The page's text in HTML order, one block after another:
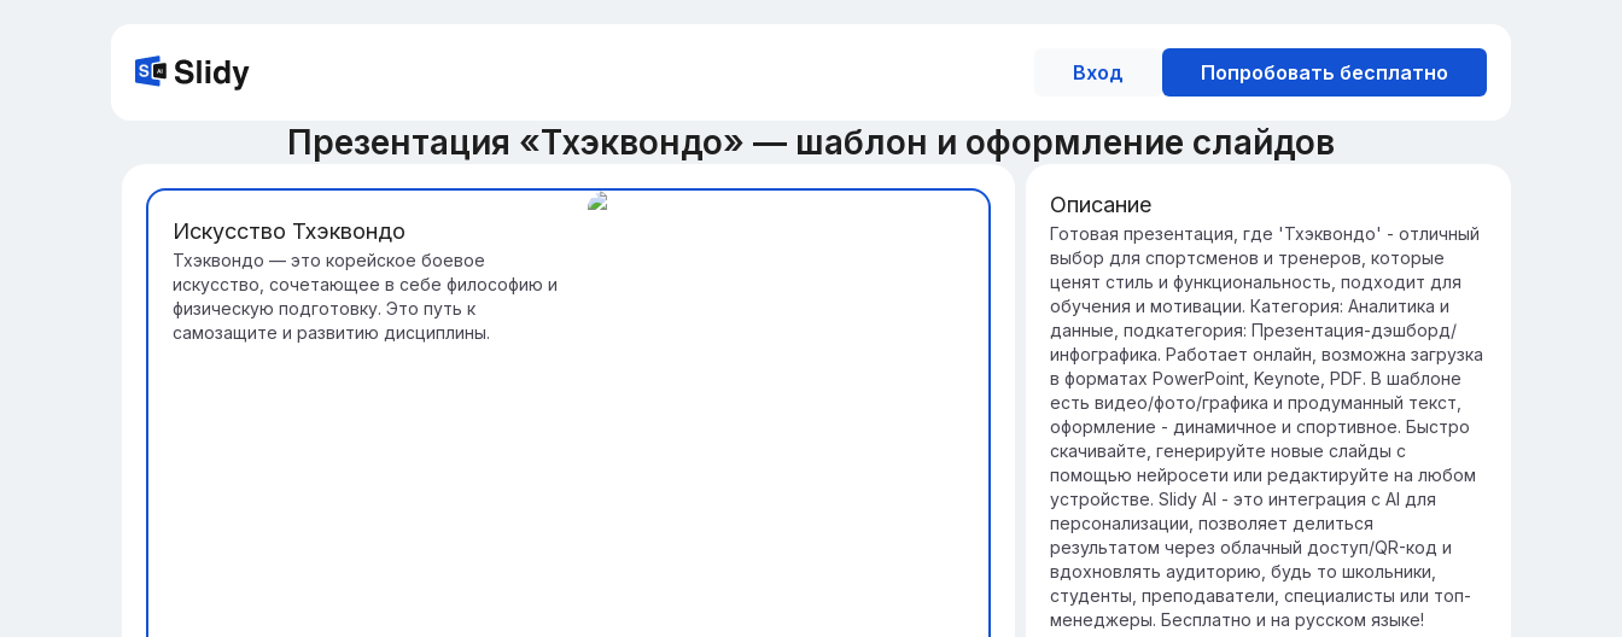
Вход Попробовать бесплатно
Презентация «Тхэквондо» — шаблон и оформление слайдов
Искусство Тхэквондо
Тхэквондо — это корейское боевое
искусство, сочетающее в себе философию и
физическую подготовку. Это путь к
самозащите и развитию дисциплины.
Введение в тхэквондо
Тхэквондо - это корейское боевое
искусство, которое сочетает в себе
философию, спорт и самозащиту,
появившееся в середине 20 века.
Развитие тхэквондо связано с его
признанием как олимпийского вида спорта и
его широким распространением по всему
миру.
Описание
Готовая презентация, где 'Тхэквондо' - отличный
выбор для спортсменов и тренеров, которые
ценят стиль и функциональность, подходит для
обучения и мотивации. Категория: Аналитика и
данные, подкатегория: Презентация-дэшборд/
инфографика. Работает онлайн, возможна загрузка
в форматах PowerPoint, Keynote, PDF. В шаблоне
есть видео/фото/графика и продуманный текст,
оформление - динамичное и спортивное. Быстро
скачивайте, генерируйте новые слайды с
помощью нейросети или редактируйте на любом
устройстве. Slidy AI - это интеграция с AI для
персонализации, позволяет делиться
результатом через облачный доступ/QR-код и
вдохновлять аудиторию, будь то школьники,
студенты, преподаватели, специалисты или топ-
менеджеры. Бесплатно и на русском языке!